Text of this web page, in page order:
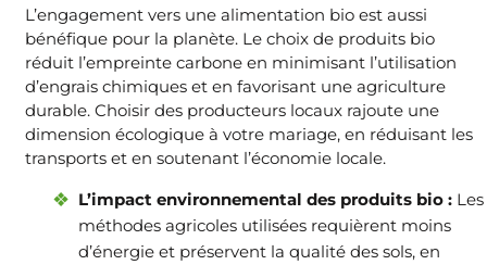
L’engagement vers une alimentation bio est aussi
bénéfique pour la planète. Le choix de produits bio
réduit l’empreinte carbone en minimisant l’utilisation
d’engrais chimiques et en favorisant une agriculture
durable. Choisir des producteurs locaux rajoute une
dimension écologique à votre mariage, en réduisant les
transports et en soutenant l’économie locale.
L’impact environnemental des produits bio : Les
méthodes agricoles utilisées requièrent moins
d’énergie et préservent la qualité des sols, en